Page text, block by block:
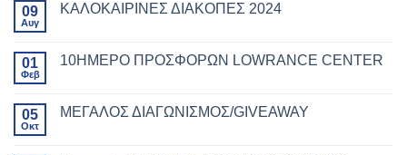
09
Αυγ
ΚΑΛΟΚΑΙΡΙΝΕΣ ΔΙΑΚΟΠΕΣ 2024
01
Φεβ
10ΗΜΕΡΟ ΠΡΟΣΦΟΡΩΝ LOWRANCE CENTER
05
Οκτ
ΜΕΓΑΛΟΣ ΔΙΑΓΩΝΙΣΜΟΣ/GIVEAWAY